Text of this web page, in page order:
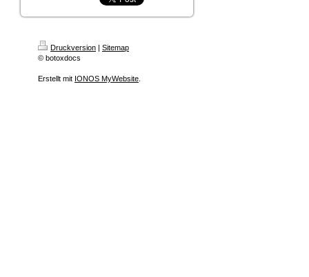
Druckversion | Sitemap
© botoxdocs
Erstellt mit IONOS MyWebsite